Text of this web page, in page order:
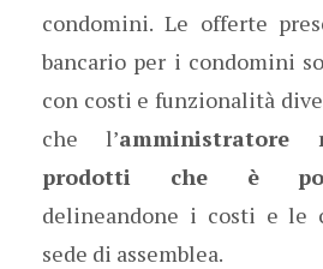
condomini. Le offerte
bancario per i condomini
con costi e funzionalità
che l’
prodotti che è
delineandone i costi e le
sede di assemblea.